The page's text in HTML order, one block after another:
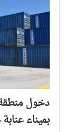
دخول
بميناء